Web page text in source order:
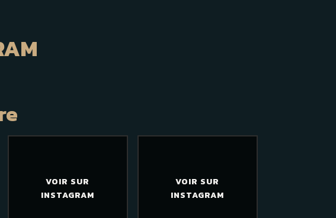
VOIR SUR
INSTAGRAM
VOIR SUR
INSTAGRAM